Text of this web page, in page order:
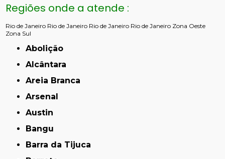
Regiões onde a atende :
Rio de Janeiro Rio de Janeiro Rio de Janeiro Rio de Janeiro Zona Oeste
Zona Sul
Abolição
Alcântara
Areia Branca
Arsenal
Austin
Bangu
Barra da Tijuca